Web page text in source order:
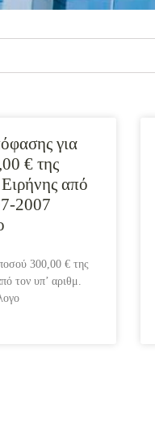
για
€ της
από
2007
300,00 € της
τον υπ’ αριθμ.